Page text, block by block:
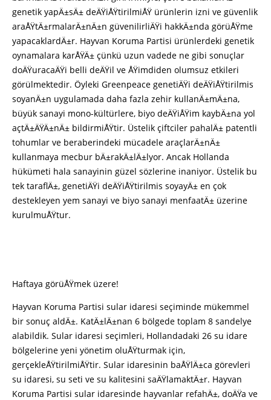
genetik yapÄ±sÄ± deÄŸiÅŸtirilmiÅŸ ürünlerin izni ve güvenlik
araÅŸtÄ±rmalarÄ±nÄ±n güvenilirliÄŸi hakkÄ±nda görüÅŸme
yapacaklardÄ±r. Hayvan Koruma Partisi ürünlerdeki genetik
oynamalara karÅŸÄ± çünkü uzun vadede ne gibi sonuçlar
doÄŸuracaÄŸi belli deÄŸil ve ÅŸimdiden olumsuz etkileri
görülmektedir. Öyleki Greenpeace genetiÄŸi deÄŸiÅŸtirilmis
soyanÄ±n uygulamada daha fazla zehir kullanÄ±mÄ±na,
büyük sanayi mono-kültürlere, biyo deÄŸiÅŸim kaybÄ±na yol
açtÄ±ÄŸÄ±nÄ± bildirmiÅŸtir. Üstelik çiftciler pahalÄ± patentli
tohumlar ve beraberindeki mücadele araçlarÄ±nÄ±
kullanmaya mecbur bÄ±rakÄ±lÄ±lyor. Ancak Hollanda
hükümeti hala sanayinin güzel sözlerine inaniyor. Üstelik bu
tek taraflÄ±, genetiÄŸi deÄŸiÅŸtirilmis soyayÄ± en çok
destekleyen yem sanayi ve biyo sanayi menfaatÄ± üzerine
kurulmuÅŸtur.
Haftaya görüÅŸmek üzere!
Hayvan Koruma Partisi sular idaresi seçiminde mükemmel
bir sonuç aldÄ±. KatÄ±lÄ±nan 6 bölgede toplam 8 sandelye
alabildik. Sular idaresi seçimleri, Hollandadaki 26 su idare
bölgelerine yeni yönetim oluÅŸturmak için,
gerçekleÅŸtirilmiÅŸtir. Sular idaresinin baÅŸlÄ±ca görevleri
su idaresi, su seti ve su kalitesini saÄŸlamaktÄ±r. Hayvan
Koruma Partisi sular idaresinde hayvanlar refahÄ±, doÄŸa ve